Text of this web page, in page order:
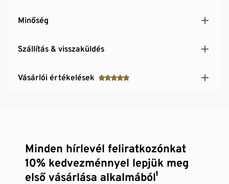
Minőség
Szállítás & visszaküldés
Vásárlói értékelések
Minden hírlevél feliratkozónkat
10% kedvezménnyel lepjük meg
első vásárlása alkalmából¹